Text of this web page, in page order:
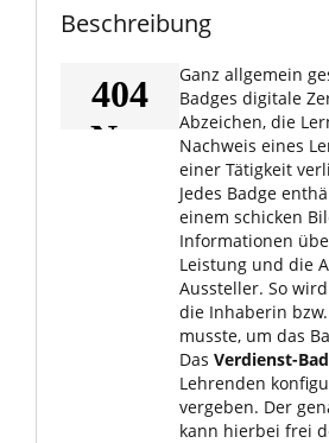
Beschreibung
Ganz allgemein
Badges digitale
Abzeichen, die
Nachweis eines
einer Tätigkeit
Jedes Badge
einem schicken
Informationen
Leistung und die
Aussteller. So
die Inhaberin
musste, um das
Das Verdienst-
Lehrenden
vergeben. Der
kann hierbei frei